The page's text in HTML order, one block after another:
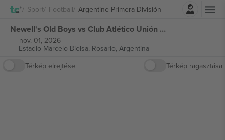
Sport Football Argentine Primera División
Belépés
Newell's Old Boys vs Club Atlético Unión Argentine Primera División jegyek
nov. 01, 2026
Estadio Marcelo Bielsa, Rosario, Argentina
Térkép elrejtése
Térkép ragasztása